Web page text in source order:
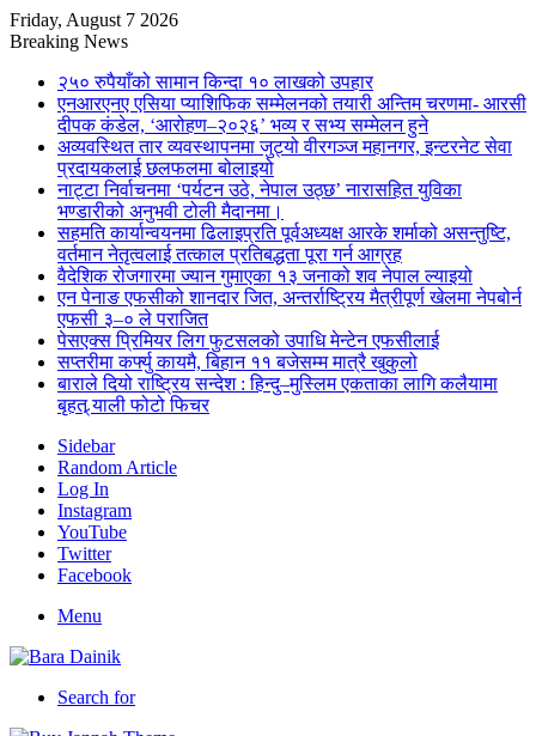
Friday, August 7 2026
Breaking News
२५० रुपैयाँको सामान किन्दा १० लाखको उपहार
एनआरएनए एसिया प्याशिफिक सम्मेलनको तयारी अन्तिम चरणमा- आरसी
दीपक कंडेल, ‘आरोहण–२०२६’ भव्य र सभ्य सम्मेलन हुने
अव्यवस्थित तार व्यवस्थापनमा जुट्यो वीरगञ्ज महानगर, इन्टरनेट सेवा
प्रदायकलाई छलफलमा बोलाइयो
नाट्टा निर्वाचनमा ‘पर्यटन उठे, नेपाल उठ्छ’ नारासहित युविका
भण्डारीको अनुभवी टोली मैदानमा।
सहमति कार्यान्वयनमा ढिलाइप्रति पूर्वअध्यक्ष आरके शर्माको असन्तुष्टि,
वर्तमान नेतृत्वलाई तत्काल प्रतिबद्धता पूरा गर्न आग्रह
वैदेशिक रोजगारमा ज्यान गुमाएका १३ जनाको शव नेपाल ल्याइयो
एन पेनाङ एफसीको शानदार जित, अन्तर्राष्ट्रिय मैत्रीपूर्ण खेलमा नेपबोर्न
एफसी ३–० ले पराजित
पेसएक्स प्रिमियर लिग फुटसलको उपाधि मेन्टेन एफसीलाई
सप्तरीमा कर्फ्यु कायमै, बिहान ११ बजेसम्म मात्रै खुकुलो
बाराले दियो राष्ट्रिय सन्देश : हिन्दु–मुस्लिम एकताका लागि कलैयामा
बृहत् र्‍याली फोटो फिचर
Sidebar
Random Article
Log In
Instagram
YouTube
Twitter
Facebook
Menu
Search for